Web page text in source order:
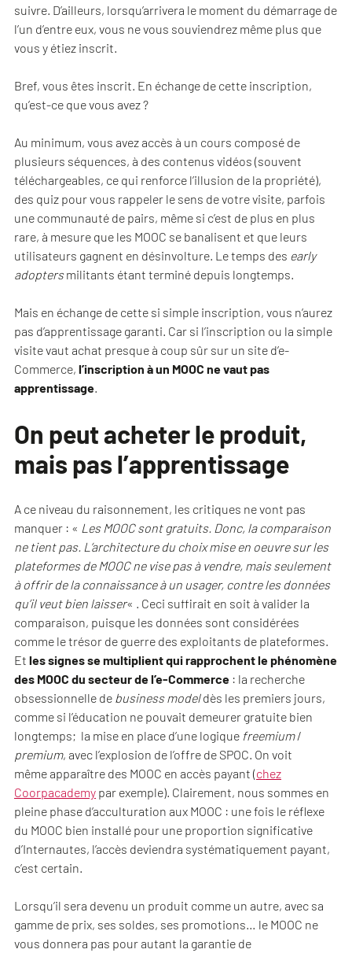
suivre. D’ailleurs, lorsqu’arrivera le moment du démarrage de
l’un d’entre eux, vous ne vous souviendrez même plus que
vous y étiez inscrit.
Bref, vous êtes inscrit. En échange de cette inscription,
qu’est-ce que vous avez ?
Au minimum, vous avez accès à un cours composé de
plusieurs séquences, à des contenus vidéos (souvent
téléchargeables, ce qui renforce l’illusion de la propriété),
des quiz pour vous rappeler le sens de votre visite, parfois
une communauté de pairs, même si c’est de plus en plus
rare, à mesure que les MOOC se banalisent et que leurs
utilisateurs gagnent en désinvolture. Le temps des early
adoptersmilitants étant terminé depuis longtemps.
Mais en échange de cette si simple inscription, vous n’aurez
pas d’apprentissage garanti. Car si l’inscription ou la simple
visite vaut achat presque à coup sûr sur un site d’e-
Commerce, l’inscription à un MOOC ne vaut pas
apprentissage.
On peut acheter le produit,
mais pas l’apprentissage
A ce niveau du raisonnement, les critiques ne vont pas
manquer : « Les MOOC sont gratuits. Donc, la comparaison
ne tient pas. L’architecture du choix mise en oeuvre sur les
plateformes de MOOC ne vise pas à vendre, mais seulement
à offrir de la connaissance à un usager, contre les données
qu’il veut bien laisser« . Ceci suffirait en soit à valider la
comparaison, puisque les données sont considérées
comme le trésor de guerre des exploitants de plateformes.
Et les signes se multiplient qui rapprochent le phénomène
des MOOC du secteur de l’e-Commerce : la recherche
obsessionnelle de business modeldès les premiers jours,
comme si l’éducation ne pouvait demeurer gratuite bien
longtemps; la mise en place d’une logique freemium/
premium, avec l’explosion de l’offre de SPOC. On voit
même apparaître des MOOC en accès payant (chez
Coorpacademy par exemple). Clairement, nous sommes en
pleine phase d’acculturation aux MOOC : une fois le réflexe
du MOOC bien installé pour une proportion significative
d’Internautes, l’accès deviendra systématiquement payant,
c’est certain.
Lorsqu’il sera devenu un produit comme un autre, avec sa
gamme de prix, ses soldes, ses promotions… le MOOC ne
vous donnera pas pour autant la garantie de